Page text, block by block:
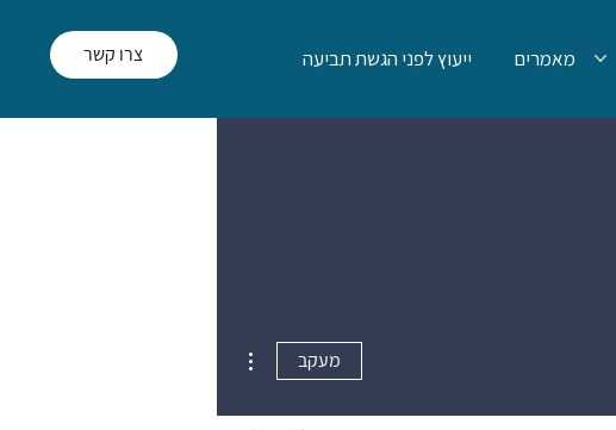
צרו קשר מאמרים ייעוץ לפני הגשת תביעה
מעקב